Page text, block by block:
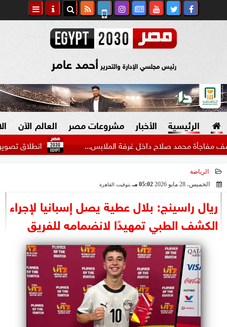
رئيس مجلسي الإدارة والتحرير أحمد عامر
الرئيسية الأخبار
السياسة
الرئاسة
البرلمان
الوزارات
الأحزاب
مشروعات مصر
صنع في مصر
العالم الآن
انطلاق تصوير فيلم محمد صلاح داخل غرفة الملابس...
الرياضة
الخميس، 28 مايو 2026
05:02 مـ بتوقيت القاهرة
ريال راسينج: بلال عطية يصل إسبانيا لإجراء
الكشف الطبي تمهيدًا لانضمامه للفريق